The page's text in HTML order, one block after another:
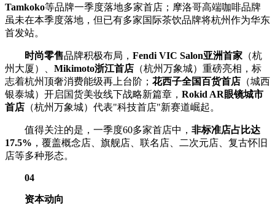
Tamkoko等品牌一季度落地多家首店；摩洛哥高端咖啡品牌
虽未在本季度落地，但已有多家国际茶饮品牌将杭州作为华东
首发站。
时尚零售品牌积极布局， Fendi VIC Salon亚洲首家 （杭
州大厦）、 Mikimoto浙江首店 （杭州万象城）重磅亮相，标
志着杭州顶奢消费能级再上台阶； 花西子全国百货首店 （城西
银泰城）开启国货美妆线下战略新篇章， Rokid AR眼镜城市
首店 （杭州万象城）代表"科技首店"新赛道崛起。
值得关注的是，一季度60多家首店中， 非标准店占比达
17.5% ，覆盖概念店、旗舰店、联名店、二次元店、复古怀旧
店等多种形态。
04
资本动向